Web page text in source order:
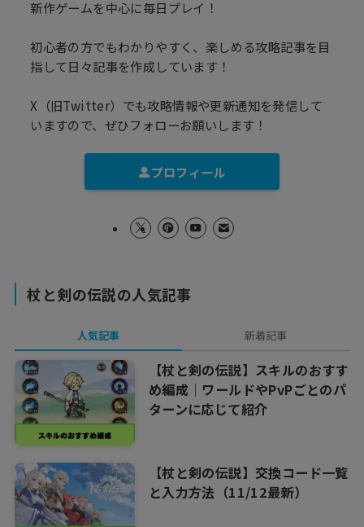
新作ゲームを中心に毎日プレイ！
初心者の方でもわかりやすく、楽しめる攻略記事を目
指して日々記事を作成しています！
X（旧Twitter）でも攻略情報や更新通知を発信して
いますので、ぜひフォローお願いします！
プロフィール
杖と剣の伝説の人気記事
人気記事 新着記事
【杖と剣の伝説】スキルのおすす
め編成｜ワールドやPvPごとのパ
ターンに応じて紹介
【杖と剣の伝説】交換コード一覧
と入力方法（11/12最新）